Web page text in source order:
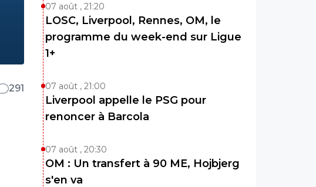
291
07 août , 21:20
LOSC, Liverpool, Rennes, OM, le
programme du week-end sur Ligue
1+
07 août , 21:00
Liverpool appelle le PSG pour
renoncer à Barcola
07 août , 20:30
OM : Un transfert à 90 ME, Hojbjerg
s'en va